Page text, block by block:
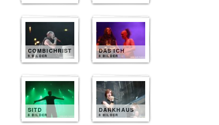
COMBICHRIST
9 BILDER
DAS ICH
8 BILDER
SITD
8 BILDER
DARKHAUS
8 BILDER